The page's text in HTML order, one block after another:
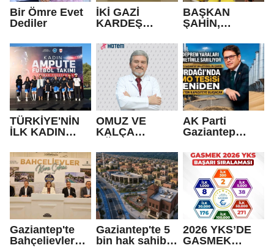
Bir Ömre Evet
Dediler
İKİ GAZİ
KARDEŞ
BAŞKAN
ŞAHİN,
BELEDİYE
SPOR
KULÜBÜ’NÜN
BAŞARILI
SPORCULARIY
LA BİR ARAYA
GELDİ
TÜRKİYE'NİN
İLK KADIN
TAKIMI GAZİ
ŞEHİR'DE!
OMUZ VE
KALÇA
NEDENİ
POLİMİYALJİ
ROMATİKA
OLABİLİR
AK Parti
Gaziantep
Şahin’den
Nurdağı
müjdesi
Gaziantep'te
Bahçelievler
Gaziantep'te 5
bin hak sahibi
2026 YKS’DE
GASMEK